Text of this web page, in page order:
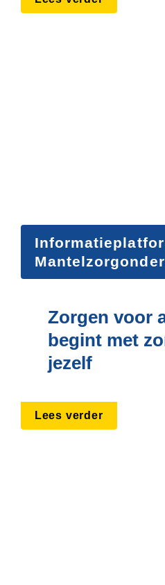
Zorgen voor
begint met
jezelf
Lees verder